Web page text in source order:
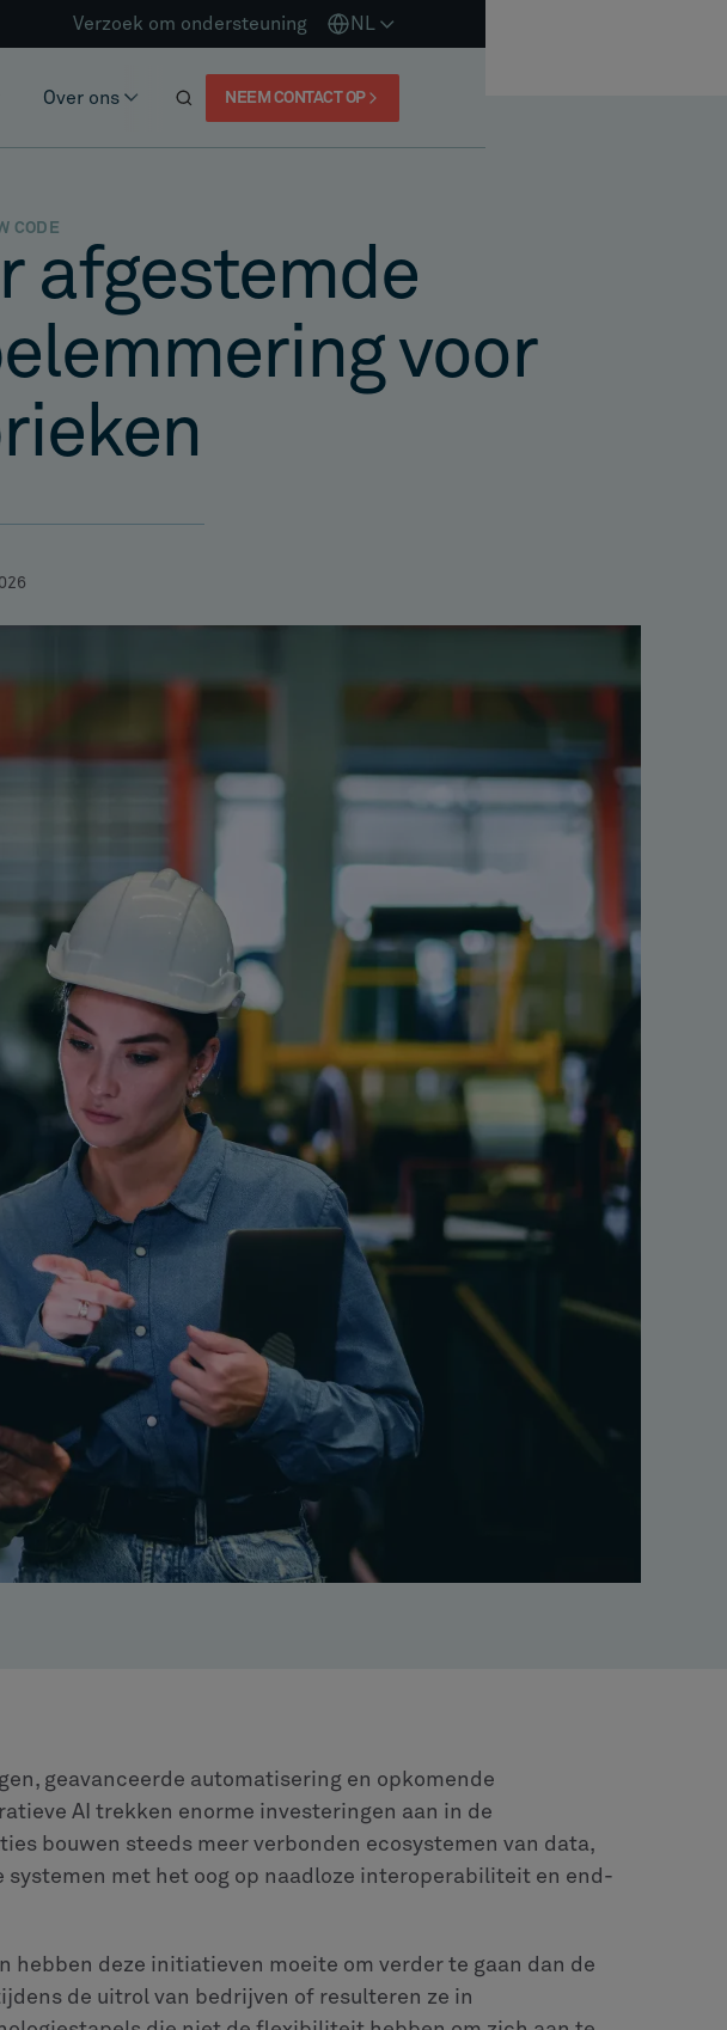
Verzoek om ondersteuning NL
Over ons NEEM CONTACT OP
CODE
afgestemde
voor
geavanceerde automatisering en opkomende
AI trekken enorme investeringen aan in de
bouwen steeds meer verbonden ecosystemen van data,
met het oog op naadloze interoperabiliteit en end-
hebben deze initiatieven moeite om verder te gaan dan de
de uitrol van bedrijven of resulteren ze in